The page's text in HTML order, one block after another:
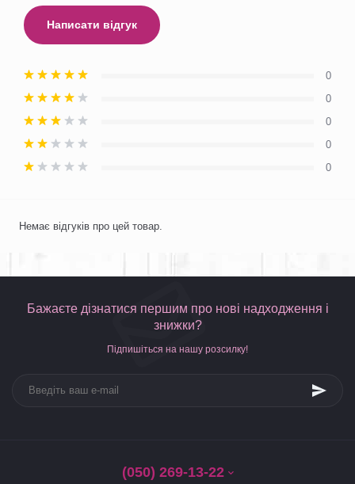
Написати відгук
0
0
0
0
0
Немає відгуків про цей товар.
Бажаєте дізнатися першим про нові надходження і
знижки?
Підпишіться на нашу розсилку!
(050) 269-13-22